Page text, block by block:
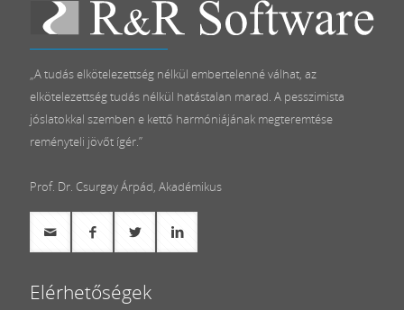
„A tudás elkötelezettség nélkül embertelenné válhat, az
elkötelezettség tudás nélkül hatástalan marad. A pesszimista
jóslatokkal szemben e kettő harmóniájának megteremtése
reményteli jövőt ígér.”
Prof. Dr. Csurgay Árpád, Akadémikus
Elérhetőségek